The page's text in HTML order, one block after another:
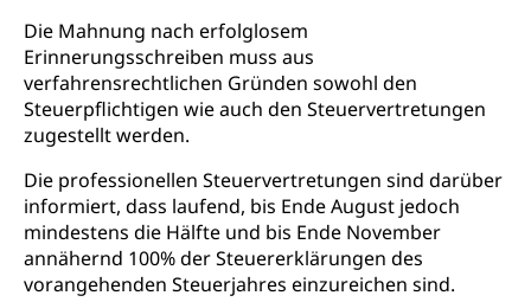
Die Mahnung nach erfolglosem
Erinnerungsschreiben muss aus
verfahrensrechtlichen Gründen sowohl den
Steuerpflichtigen wie auch den Steuervertretungen
zugestellt werden.
Die professionellen Steuervertretungen sind darüber
informiert, dass laufend, bis Ende August jedoch
mindestens die Hälfte und bis Ende November
annähernd 100% der Steuererklärungen des
vorangehenden Steuerjahres einzureichen sind.
Strafregisterauszug bestellen (EJPD)
Vormund, Amtsvormund, Mündel,
Vormundschaftsbehörde, Kindesschutz,
Jugendschutz
Kindes- und Erwachsenenschutz KESB
Kanton Luzern
Umwelt und Bauen
Abfall
Abfallentsorgung, Kehrichtabfuhr, Müllabfuhr